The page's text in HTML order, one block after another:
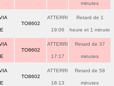
minutes
TO8602
ATTERRI
19:06
Retard de 1
heure et 1 minute
TO8602
ATTERRI
17:17
Retard de 37
minutes
TO8602
ATTERRI
18:13
Retard de 58
minutes